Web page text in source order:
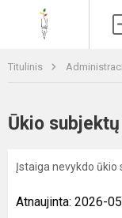
Titulinis
Ūkio
Įstaiga nevykdo ūkio
Atnaujinta: 2026-